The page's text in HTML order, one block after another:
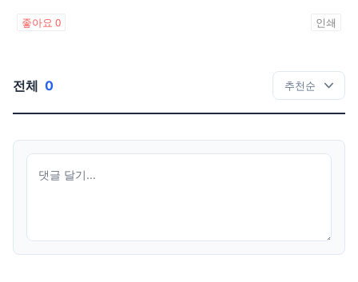
좋아요 0 인쇄
전체 0